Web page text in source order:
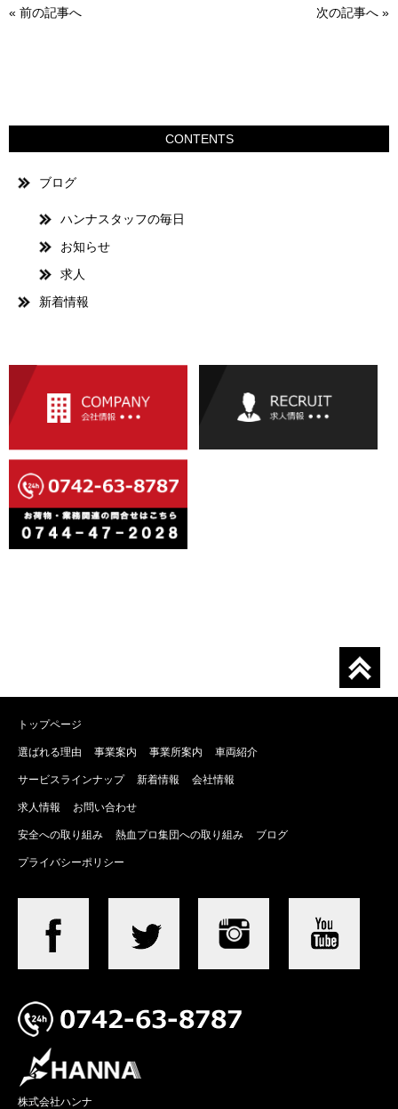
« 前の記事へ 次の記事へ »
CONTENTS
ブログ
ハンナスタッフの毎日
お知らせ
求人
新着情報
トップページ
選ばれる理由 事業案内 事業所案内 車両紹介
サービスラインナップ 新着情報 会社情報
求人情報 お問い合わせ
安全への取り組み 熱血プロ集団への取り組み ブログ
プライバシーポリシー
株式会社ハンナ